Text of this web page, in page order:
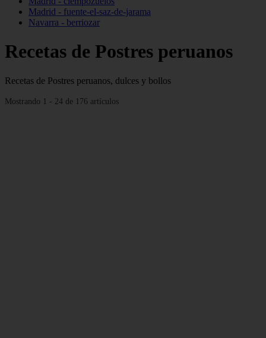
Madrid - fuente-el-saz-de-jarama
Navarra - berriozar
Recetas de Postres peruanos
Recetas de Postres peruanos, dulces y bollos
Mostrando 1 - 24 de 176 artículos